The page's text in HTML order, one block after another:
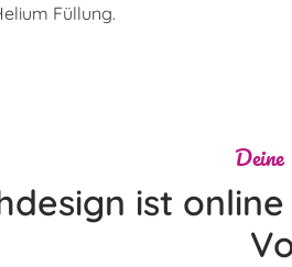
Füllung.
ist